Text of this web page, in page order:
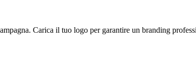
Carica il tuo logo per garantire un branding